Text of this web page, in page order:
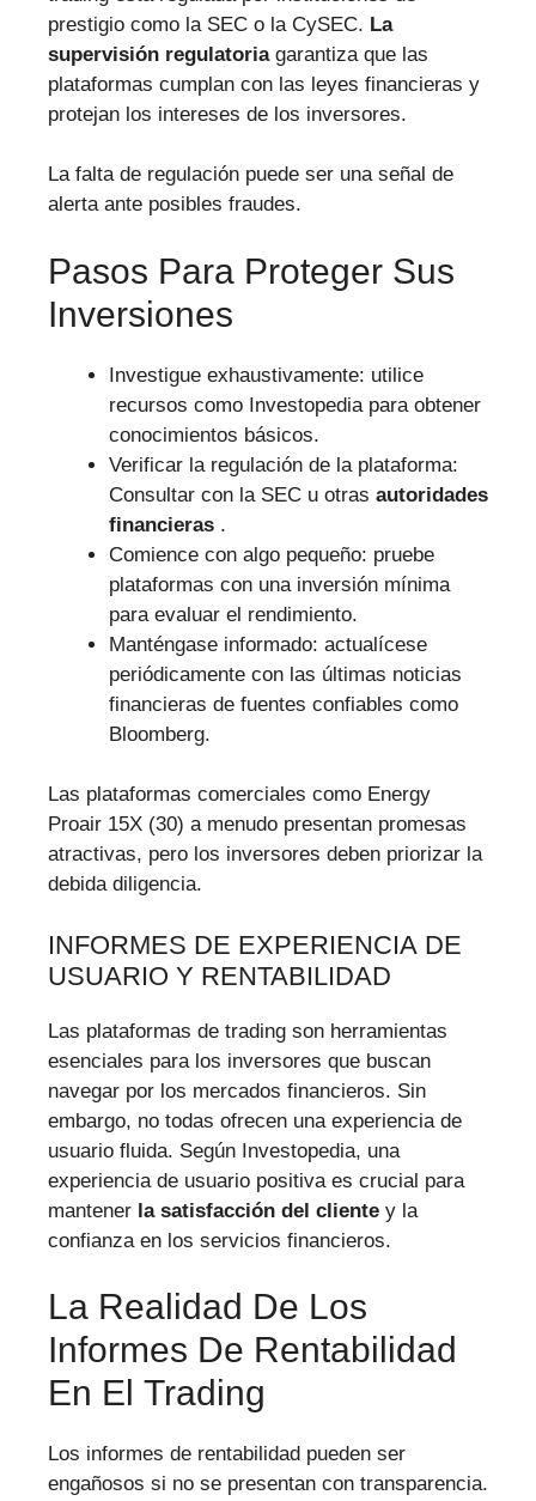
prestigio como la SEC o la CySEC. La
supervisión regulatoriagarantiza que las
plataformas cumplan con las leyes financieras y
protejan los intereses de los inversores.
La falta de regulación puede ser una señal de
alerta ante posibles fraudes.
Pasos Para Proteger Sus
Inversiones
Investigue exhaustivamente: utilice
recursos como Investopedia para obtener
conocimientos básicos.
Verificar la regulación de la plataforma:
Consultar con la SEC u otras autoridades
financieras .
Comience con algo pequeño: pruebe
plataformas con una inversión mínima
para evaluar el rendimiento.
Manténgase informado: actualícese
periódicamente con las últimas noticias
financieras de fuentes confiables como
Bloomberg.
Las plataformas comerciales como Energy
Proair 15X (30) a menudo presentan promesas
atractivas, pero los inversores deben priorizar la
debida diligencia.
INFORMES DE EXPERIENCIA DE
USUARIO Y RENTABILIDAD
Las plataformas de trading son herramientas
esenciales para los inversores que buscan
navegar por los mercados financieros. Sin
embargo, no todas ofrecen una experiencia de
usuario fluida. Según Investopedia, una
experiencia de usuario positiva es crucial para
mantener la satisfacción del cliente y la
confianza en los servicios financieros.
La Realidad De Los
Informes De Rentabilidad
En El Trading
Los informes de rentabilidad pueden ser
engañosos si no se presentan con transparencia.